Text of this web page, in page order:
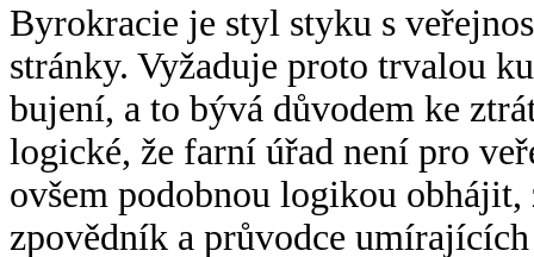
Byrokracie je styl styku s
stránky. Vyžaduje proto trvalou
bujení, a to bývá důvodem ke
logické, že farní úřad není pro
ovšem podobnou logikou
zpovědník a průvodce